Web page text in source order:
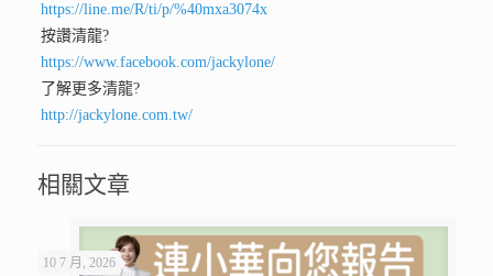
https://line.me/R/ti/p/%40mxa3074x
按讚清龍?
https://www.facebook.com/jackylone/
了解更多清龍?
http://jackylone.com.tw/
相關文章
10 7 月, 2026